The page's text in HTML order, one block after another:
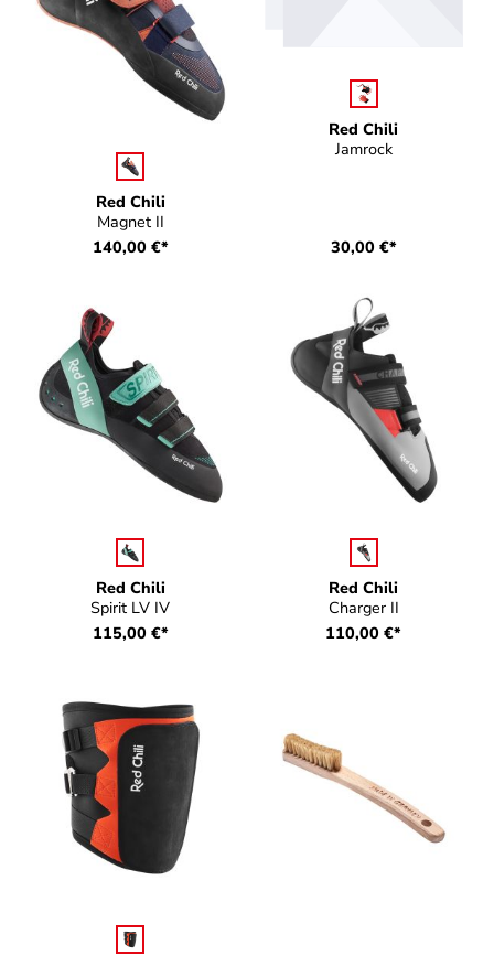
Red Chili
Magnet II
Farbe
140,00 €*
Red Chili
Jamrock
Farbe
30,00 €*
Red Chili
Spirit LV IV
Farbe
115,00 €*
Red Chili
Charger II
Farbe
110,00 €*
Farbe